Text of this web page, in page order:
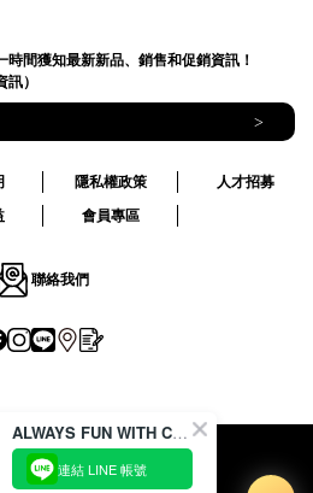
間獲知最新新品、銷售和促銷資訊！
）
>
隱私權政策
人才招募
會員專區
聯絡我們
國際股份有限公司
編號:24492069
ALWAYS FUN WITH CACO !
連結 LINE 帳號